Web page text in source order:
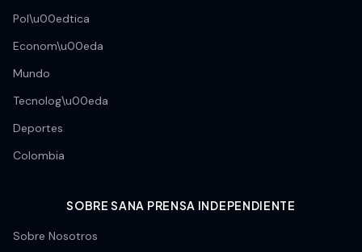
Pol\u00edtica
Econom\u00eda
Mundo
Tecnolog\u00eda
Deportes
Colombia
SOBRE SANA PRENSA INDEPENDIENTE
Sobre Nosotros